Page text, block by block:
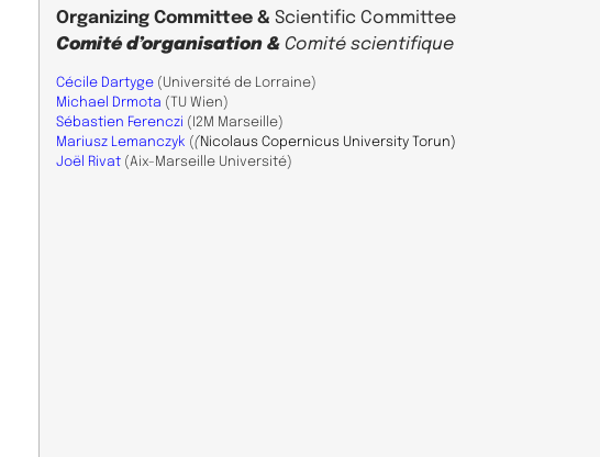
Organizing Committee & Scientific Committee
Comité d’organisation & Comité scientifique
Cécile Dartyge (Université de Lorraine)
Michael Drmota (TU Wien)
Sébastien Ferenczi (I2M Marseille)
Mariusz Lemanczyk ((Nicolaus Copernicus University Torun)
Joël Rivat (Aix-Marseille Université)